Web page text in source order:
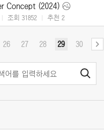
Concept (2024)
조회 31852 추천 2
26 27 28 29 30